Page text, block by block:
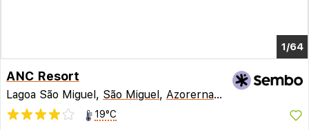
1/60
ANC Resort
Lagoa São Miguel, São Miguel , Azorerna,Portugal
19°C